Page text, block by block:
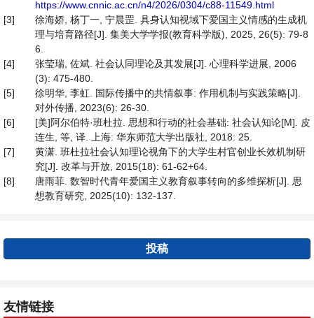
https://www.cnnic.ac.cn/n4/2026/0304/c88-11549.html
[3]
徐海娇, 杨丁一, 宁晨罡. 具身认知视域下爱国主义情感的生成机
理与培育路径[J]. 集美大学学报(教育科学版), 2025, 26(5): 79-8
6.
[4]
张莹瑞, 佐斌. 社会认同理论及其发展[J]. 心理科学进展, 2006
(3): 475-480.
[5]
徐明华, 李虹. 国际传播中的共情叙事: 作用机制与实践策略[J].
对外传播, 2023(6): 26-30.
[6]
[美]阿尔伯特·班杜拉. 思想和行动的社会基础: 社会认知论[M]. 皮
连生, 等, 译. 上海: 华东师范大学出版社, 2018: 25.
[7]
黄潇. 班杜拉社会认知理论视角下的大学生村官创业长效机制研
究[J]. 改革与开放, 2015(18): 61-62+64.
[8]
唐雨菲. 数智时代青年爱国主义教育叙事转向的多维探析[J]. 思
想教育研究, 2025(10): 132-137.
投稿
友情链接